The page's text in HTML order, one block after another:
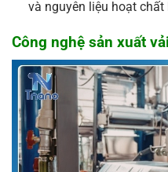
và nguyên liệu hoạt
Công nghệ sản xuất